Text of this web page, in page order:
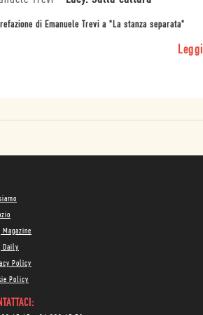
di Emanuele Trevi a "La stanza separata"
Leggi
Magazine
Daily
Policy
Policy